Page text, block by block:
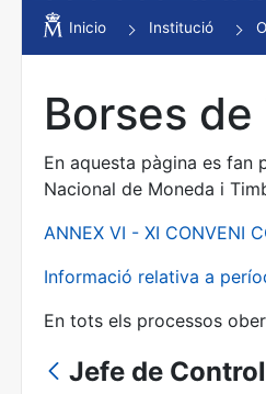
Mostra/Amaga
Mostra/Amaga
Inicio Institució
Borses de
En aquesta pàgina es fan
Nacional de Moneda i
ANNEX VI - XI CONVENI
Informació relativa a
En tots els processos
Jefe de